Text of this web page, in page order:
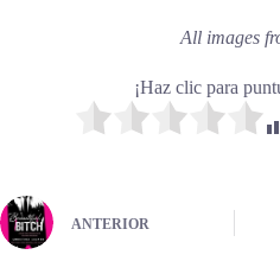
All images
¡Haz clic para
ANTERIOR